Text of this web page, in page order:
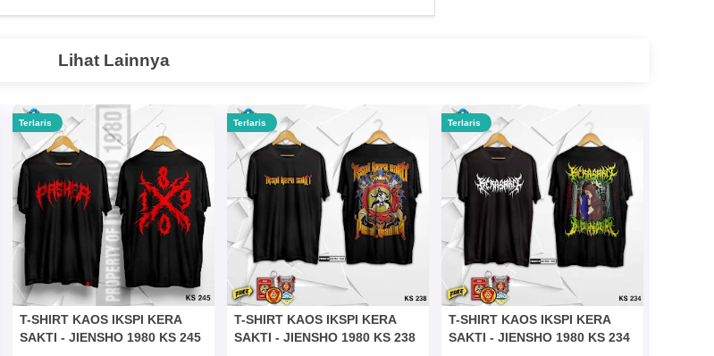
Lihat Lainnya
Terlaris
T-SHIRT KAOS IKSPI KERA
SAKTI - JIENSHO 1980 KS 245
Terlaris
T-SHIRT KAOS IKSPI KERA
SAKTI - JIENSHO 1980 KS 238
Terlaris
T-SHIRT KAOS IKSPI KERA
SAKTI - JIENSHO 1980 KS 234